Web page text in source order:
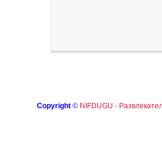
Copyright © NIFDUGU -